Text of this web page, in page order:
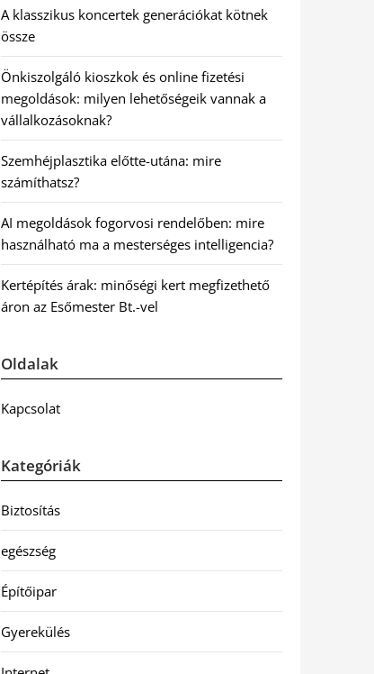
A klasszikus koncertek generációkat kötnek
össze
Önkiszolgáló kioszkok és online fizetési
megoldások: milyen lehetőségeik vannak a
vállalkozásoknak?
Szemhéjplasztika előtte-utána: mire
számíthatsz?
AI megoldások fogorvosi rendelőben: mire
használható ma a mesterséges intelligencia?
Kertépítés árak: minőségi kert megfizethető
áron az Esőmester Bt.-vel
Oldalak
Kapcsolat
Kategóriák
Biztosítás
egészség
Építőipar
Gyerekülés